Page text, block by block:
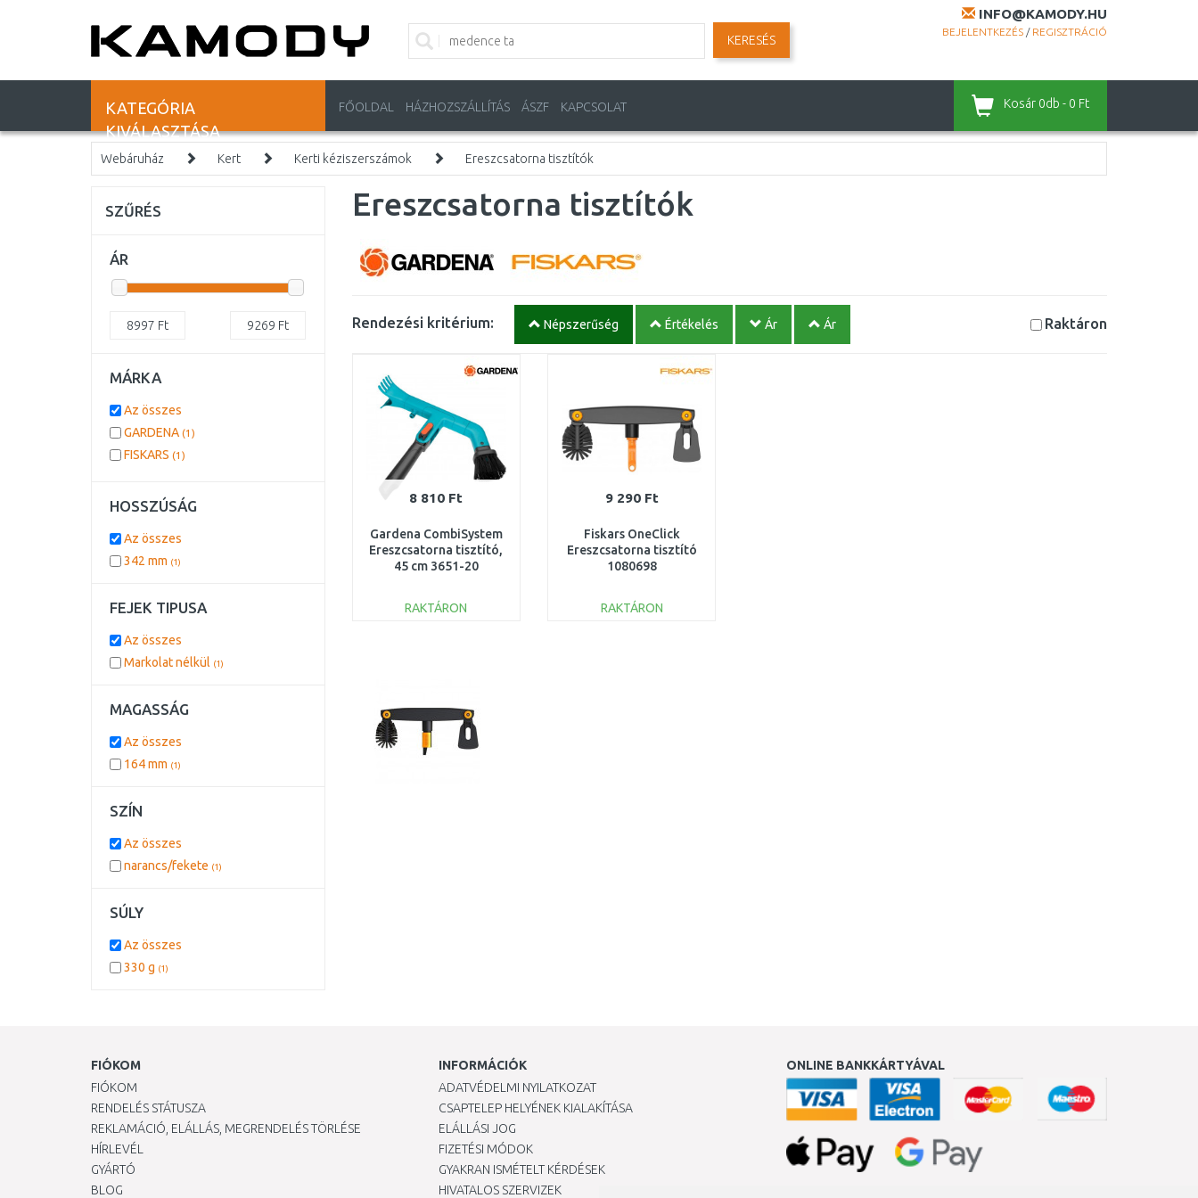
INFO@KAMODY.HU
BEJELENTKEZÉS / REGISZTRÁCIÓ
KERESÉS
KATEGÓRIA
KIVÁLASZTÁSA
FŐOLDAL HÁZHOZSZÁLLÍTÁS ÁSZF KAPCSOLAT Kosár 0db - 0 Ft
Webáruház Kert Kerti kéziszerszámok Ereszcsatorna tisztítók
Ereszcsatorna tisztítók
Rendezési kritérium: Népszerűség Értékelés Ár Ár Raktáron
8 810 Ft
Gardena CombiSystem
Ereszcsatorna tisztító,
45 cm 3651-20
RAKTÁRON
9 290 Ft
Fiskars OneClick
Ereszcsatorna tisztító
1080698
RAKTÁRON
SZŰRÉS
ÁR
8997 Ft 9269 Ft
MÁRKA
Az összes
GARDENA (1)
FISKARS (1)
HOSSZÚSÁG
Az összes
342 mm (1)
FEJEK TIPUSA
Az összes
Markolat nélkül (1)
MAGASSÁG
Az összes
164 mm (1)
SZÍN
Az összes
narancs/fekete (1)
SÚLY
Az összes
330 g (1)
FIÓKOM
FIÓKOM
RENDELÉS STÁTUSZA
REKLAMÁCIÓ, ELÁLLÁS, MEGRENDELÉS TÖRLÉSE
HÍRLEVÉL
GYÁRTÓ
BLOG
INFORMÁCIÓK
ADATVÉDELMI NYILATKOZAT
CSAPTELEP HELYÉNEK KIALAKÍTÁSA
ELÁLLÁSI JOG
FIZETÉSI MÓDOK
GYAKRAN ISMÉTELT KÉRDÉSEK
HIVATALOS SZERVIZEK
ONLINE BANKKÁRTYÁVAL